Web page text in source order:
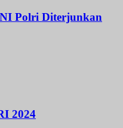
Polri Diterjunkan
2024